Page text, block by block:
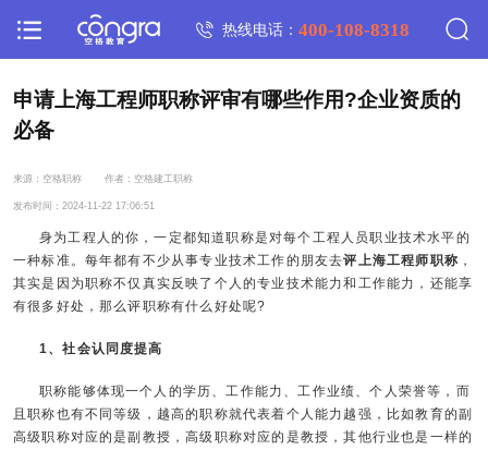
热线电话：400-108-8318
申请上海工程师职称评审有哪些作用?企业资质的
必备
来源：空格职称 作者：空格建工职称
发布时间：2024-11-22 17:06:51
身为工程人的你，一定都知道职称是对每个工程人员职业技术水平的
一种标准。每年都有不少从事专业技术工作的朋友去评上海工程师职称 ，
其实是因为职称不仅真实反映了个人的专业技术能力和工作能力，还能享
有很多好处，那么评职称有什么好处呢?
1、社会认同度提高
职称能够体现一个人的学历、工作能力、工作业绩、个人荣誉等，而
且职称也有不同等级，越高的职称就代表着个人能力越强，比如教育的副
高级职称对应的是副教授，高级职称对应的是教授，其他行业也是一样的